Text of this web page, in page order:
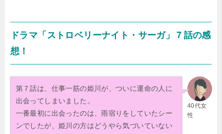
ドラマ「ストロベリーナイト・サーガ」７話の感
想！
40代女
性
第７話は、仕事一筋の姫川が、ついに運命の人に
出会ってしまいました。
一番最初に出会ったのは、雨宿りをしていたシー
ンでしたが、姫川の方はどうやら気づいていない